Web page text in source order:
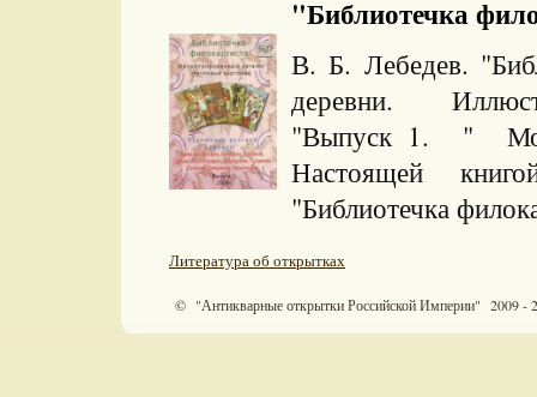
"Библиотечка
В. Б. Лебедев.
деревни.
"Выпуск 1. "
Настоящей
"Библиотечка
Литература об открытках
© "Антикварные открытки Российской Империи" 2009 -